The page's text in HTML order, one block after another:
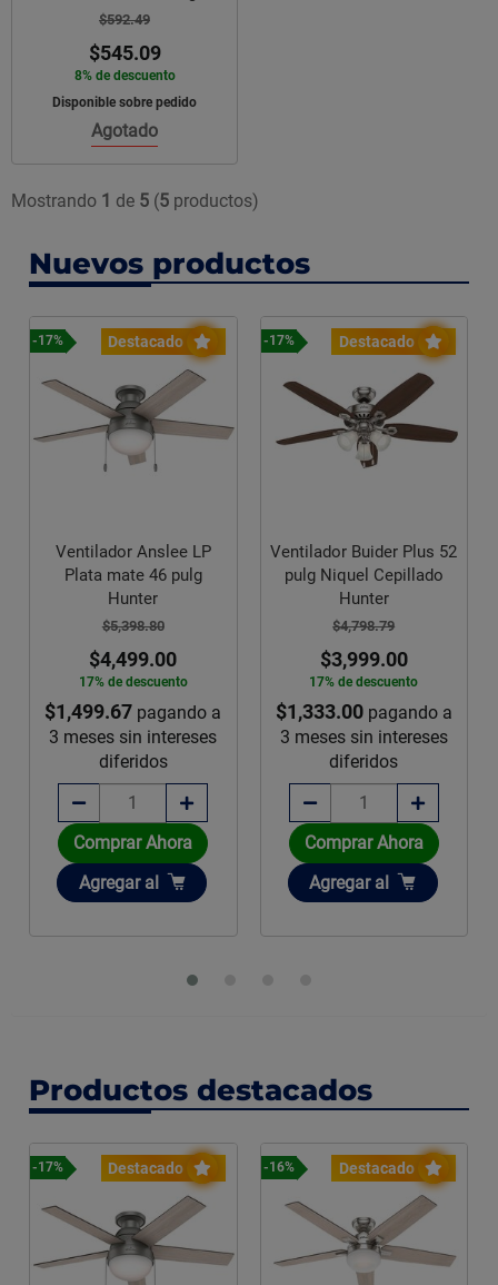
$592.49
$545.09
8% de descuento
Disponible sobre pedido
Agotado
Mostrando 1 de 5 (5 productos)
Nuevos productos
LP
46 pulg
pagando a
intereses
Ahora
Destacado
-17%
Ventilador Buider Plus 52
pulg Niquel Cepillado
17% de descuento
$1,333.00
pagando a
3 meses sin intereses
Comprar Ahora
Añadir
Agregar
-16%
Ventilador
46 pulg
16% de
$1,403.00
3 meses sin
Comprar
Añadir
Agregar
Productos destacados
Destacado
-17% Destacado
-16%